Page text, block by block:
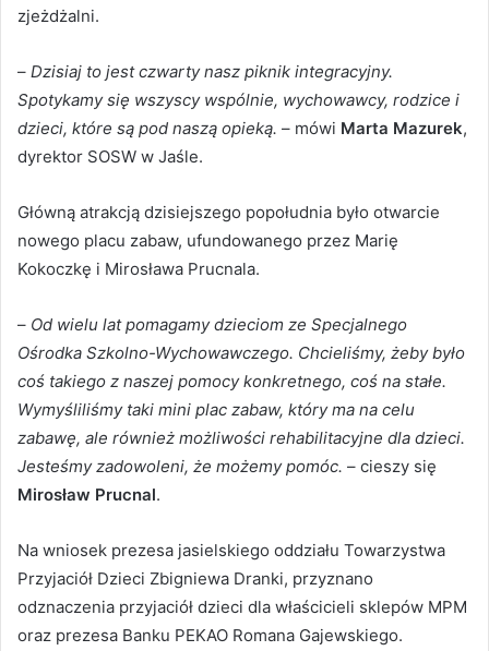
zjeżdżalni.
– Dzisiaj to jest czwarty nasz piknik integracyjny.
Spotykamy się wszyscy wspólnie, wychowawcy, rodzice i
dzieci, które są pod naszą opieką. – mówi Marta Mazurek,
dyrektor SOSW w Jaśle.
Główną atrakcją dzisiejszego popołudnia było otwarcie
nowego placu zabaw, ufundowanego przez Marię
Kokoczkę i Mirosława Prucnala.
– Od wielu lat pomagamy dzieciom ze Specjalnego
Ośrodka Szkolno-Wychowawczego. Chcieliśmy, żeby było
coś takiego z naszej pomocy konkretnego, coś na stałe.
Wymyśliliśmy taki mini plac zabaw, który ma na celu
zabawę, ale również możliwości rehabilitacyjne dla dzieci.
Jesteśmy zadowoleni, że możemy pomóc. – cieszy się
Mirosław Prucnal.
Na wniosek prezesa jasielskiego oddziału Towarzystwa
Przyjaciół Dzieci Zbigniewa Dranki, przyznano
odznaczenia przyjaciół dzieci dla właścicieli sklepów MPM
oraz prezesa Banku PEKAO Romana Gajewskiego.